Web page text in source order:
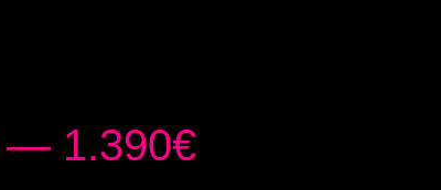
— 1.390€